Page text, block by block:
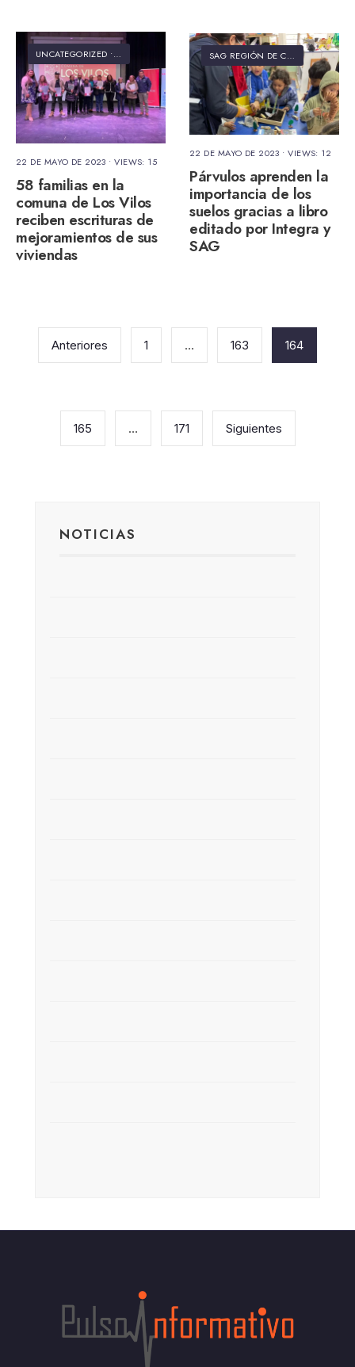
UNCATEGORIZED • SEREMI VIVIENDA Y URBANISMO
22 DE MAYO DE 2023 •VIEWS: 15
58 familias en la
comuna de Los Vilos
reciben escrituras de
mejoramientos de sus
viviendas
SAG REGIÓN DE COQUIMBO
22 DE MAYO DE 2023 •VIEWS: 12
Párvulos aprenden la
importancia de los
suelos gracias a libro
editado por Integra y
SAG
Paginación
Anteriores 1 … 163 164
165 … 171 Siguientes
NOTICIAS